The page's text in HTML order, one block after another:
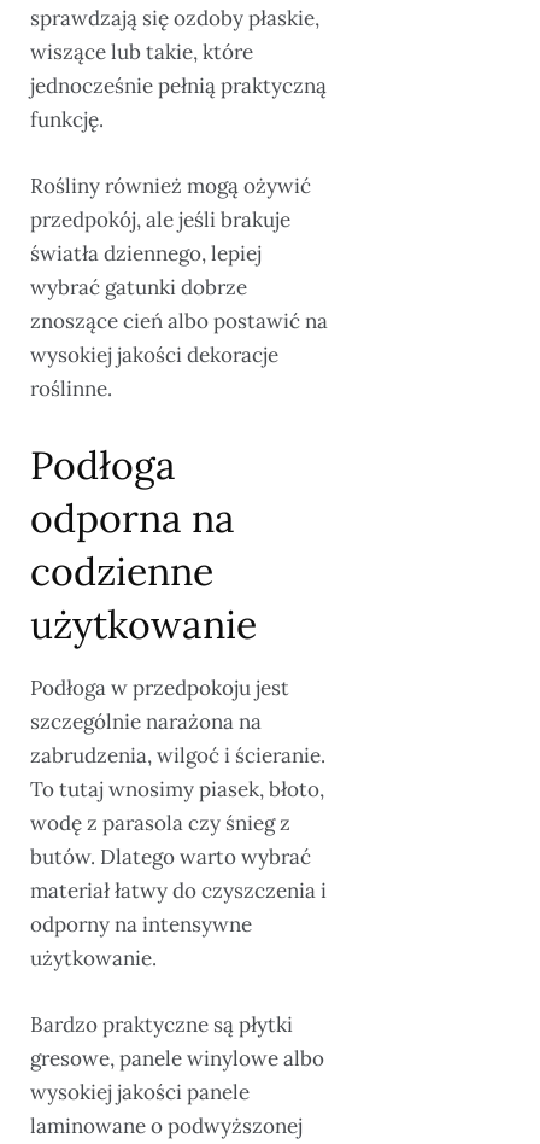
sprawdzają się ozdoby płaskie,
wiszące lub takie, które
jednocześnie pełnią praktyczną
funkcję.
Rośliny również mogą ożywić
przedpokój, ale jeśli brakuje
światła dziennego, lepiej
wybrać gatunki dobrze
znoszące cień albo postawić na
wysokiej jakości dekoracje
roślinne.
Podłoga
odporna na
codzienne
użytkowanie
Podłoga w przedpokoju jest
szczególnie narażona na
zabrudzenia, wilgoć i ścieranie.
To tutaj wnosimy piasek, błoto,
wodę z parasola czy śnieg z
butów. Dlatego warto wybrać
materiał łatwy do czyszczenia i
odporny na intensywne
użytkowanie.
Bardzo praktyczne są płytki
gresowe, panele winylowe albo
wysokiej jakości panele
laminowane o podwyższonej